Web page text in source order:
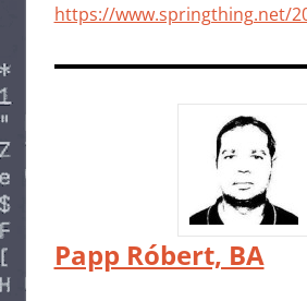
https://www.springthing.net/
Papp Róbert, BA